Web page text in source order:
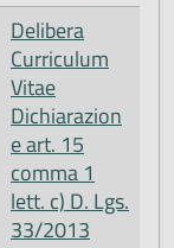
Delibera
Curriculum
Vitae
Dichiarazion
e art. 15
comma 1
lett. c) D. Lgs.
33/2013